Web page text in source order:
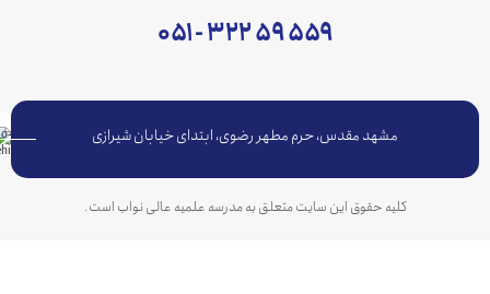
مشهد مقدس، حرم مطهر رضوی، ابتدای خیابان شیرازی
کلیه حقوق این سایت متعلق به مدرسه علمیه عالی نواب است.